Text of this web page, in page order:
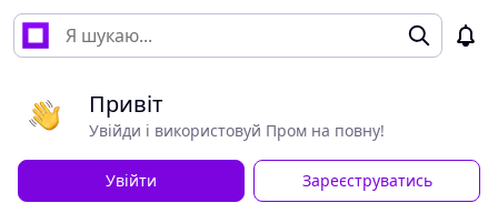
Привіт
Увійди і використовуй Пром на повну!
Увійти Зареєструватись